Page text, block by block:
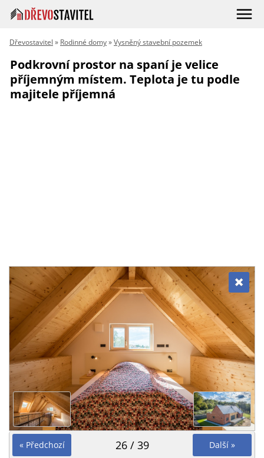
Dřevostavitel » Rodinné domy»Vysněný stavební pozemek
Podkrovní prostor na spaní je velice
příjemným místem. Teplota je tu podle
majitele příjemná
« Předchozí Další »
26 / 39